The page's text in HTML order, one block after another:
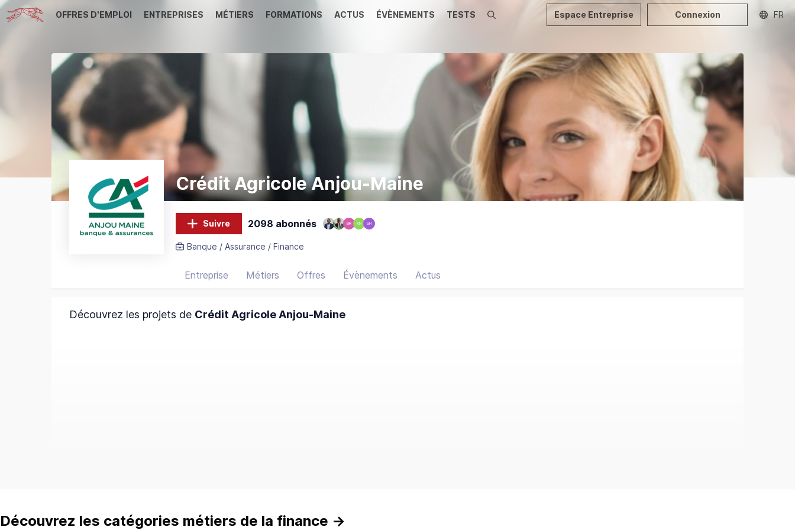
OFFRES D'EMPLOI ENTREPRISES MÉTIERS FORMATIONS ACTUS ÉVÈNEMENTS TESTS Recherche Espace Entreprise Connexion FR
Crédit Agricole Anjou-Maine
Suivre 2098 abonnés BR KN SH
Banque / Assurance / Finance
Entreprise Métiers Offres Évènements Actus
Découvrez les projets de Crédit Agricole Anjou-Maine
Découvrez les catégories métiers de la finance →